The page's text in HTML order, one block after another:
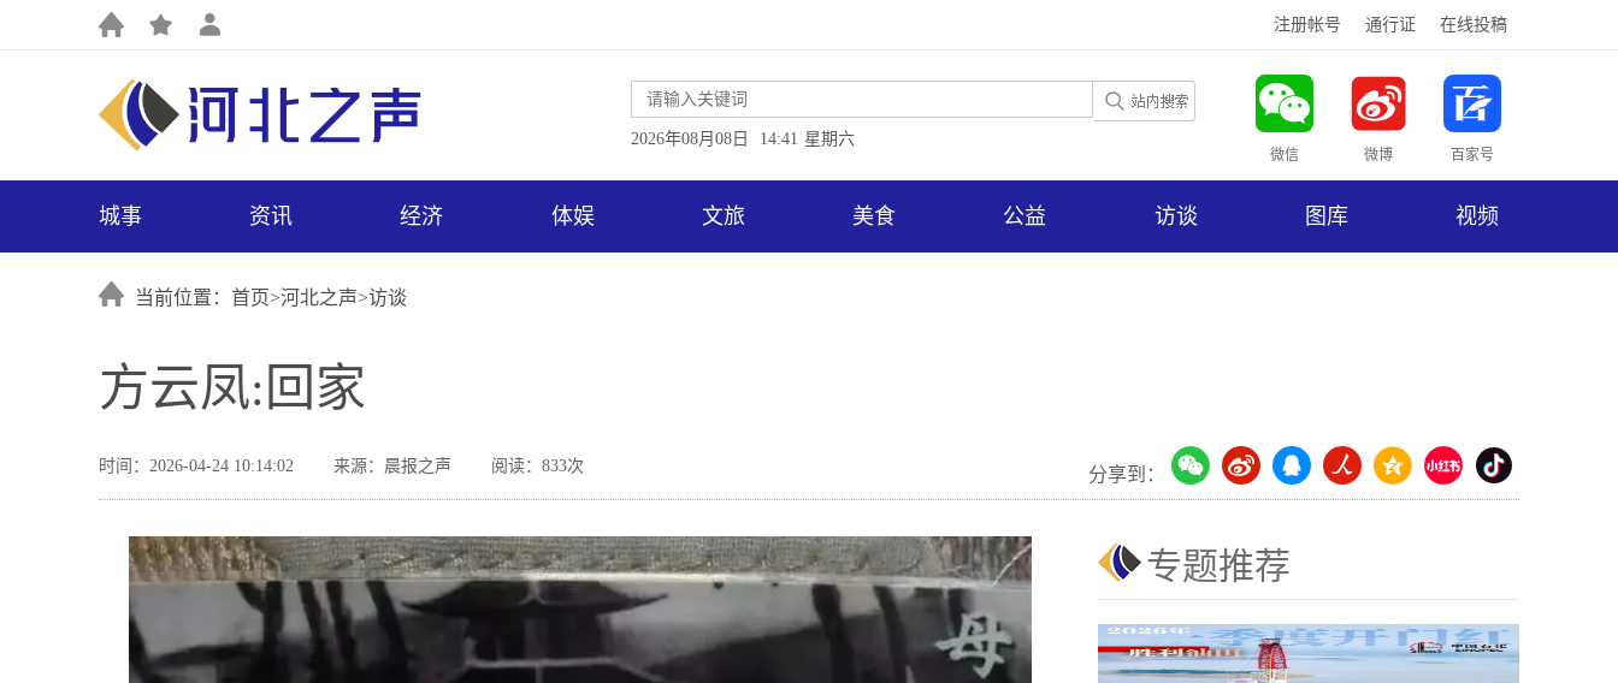
注册帐号 通行证 在线投稿
微信 微博 百家号
2026年08月08日 14:41 星期六
城事 资讯 经济 体娱 文旅 美食 公益 访谈 图库 视频
当前位置：首页>河北之声>访谈
方云凤:回家
时间：2026-04-24 10:14:02 来源：晨报之声 阅读：833次 分享到：
专题推荐